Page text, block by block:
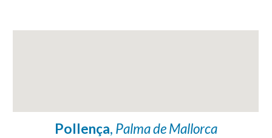
Pollença, Palma de Mallorca